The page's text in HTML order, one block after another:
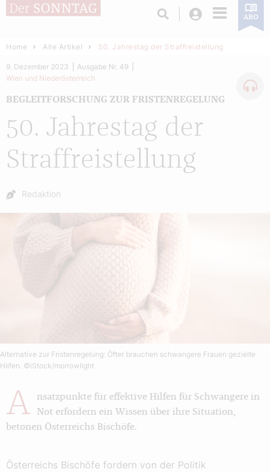
Login ABO
Home Alle Artikel 50. Jahrestag der Straffreistellung
50. Jahrestag der
Straffreistellung
BEGLEITFORSCHUNG ZUR FRISTENREGELUNG
9. Dezember 2023
Ausgabe Nr. 49
Wien und Niederösterreich
Autor:
Redaktion
Alternative zur Fristenregelung: Öfter brauchen schwangere Frauen gezielte
Hilfen. ©iStock/morrowlight
A
nsatzpunkte für effektive Hilfen für Schwangere in
Not erfordern ein Wissen über ihre Situation,
betonen Österreichs Bischöfe.
Österreichs Bischöfe fordern von der Politik